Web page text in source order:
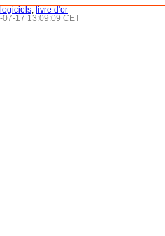
logiciels
livre d'or
07-17 13:09:09 CET